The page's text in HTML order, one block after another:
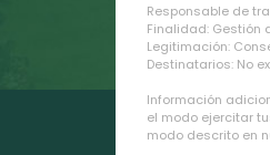
Responsable de
Finalidad: Gestión
Legitimación:
Destinatarios: No
Información
el modo ejercitar
modo descrito en